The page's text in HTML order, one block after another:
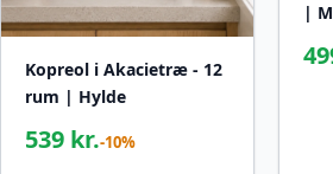
Kopreol i Akacietræ - 12
rum | Hylde
539 kr.-10%
|